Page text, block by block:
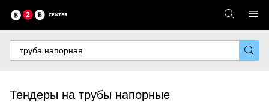
Тендеры на трубы напорные